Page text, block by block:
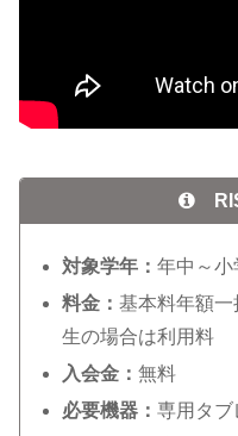
対象学年：年中～小
料金：基本料年額
生の場合は利用料
入会金：無料
必要機器：専用タブ